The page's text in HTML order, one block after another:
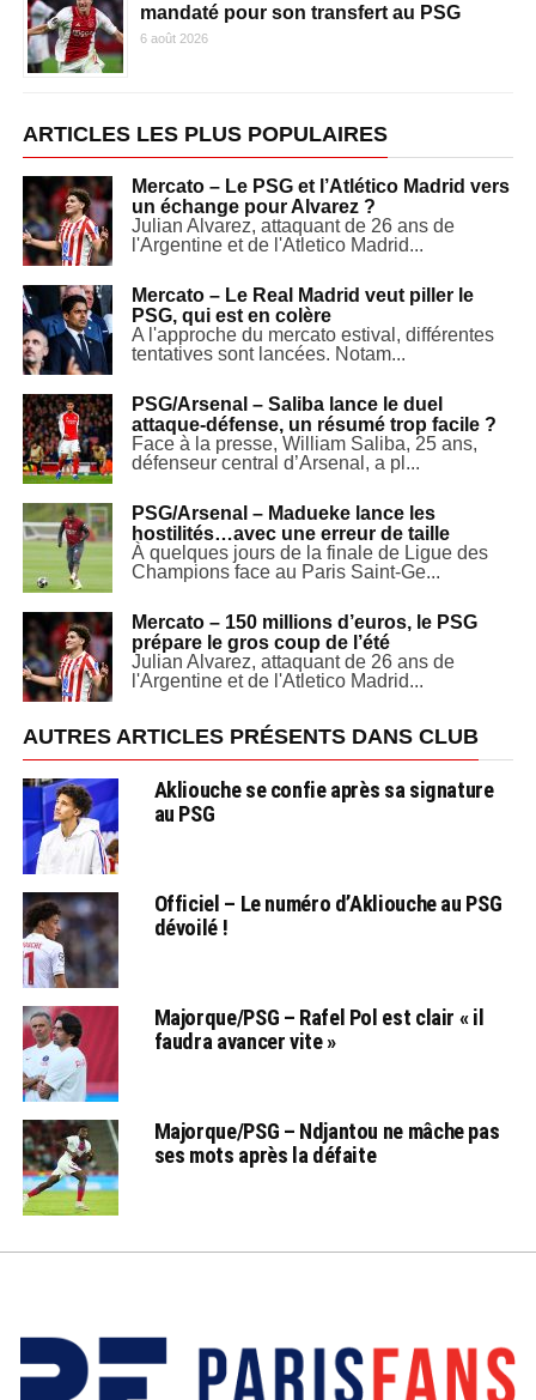
mandaté pour son transfert au PSG
6 août 2026
ARTICLES LES PLUS POPULAIRES
Mercato – Le PSG et l’Atlético Madrid vers
un échange pour Alvarez ?
Julian Alvarez, attaquant de 26 ans de
l'Argentine et de l'Atletico Madrid...
Mercato – Le Real Madrid veut piller le
PSG, qui est en colère
A l'approche du mercato estival, différentes
tentatives sont lancées. Notam...
PSG/Arsenal – Saliba lance le duel
attaque-défense, un résumé trop facile ?
Face à la presse, William Saliba, 25 ans,
défenseur central d’Arsenal, a pl...
PSG/Arsenal – Madueke lance les
hostilités…avec une erreur de taille
À quelques jours de la finale de Ligue des
Champions face au Paris Saint-Ge...
Mercato – 150 millions d’euros, le PSG
prépare le gros coup de l’été
Julian Alvarez, attaquant de 26 ans de
l'Argentine et de l'Atletico Madrid...
AUTRES ARTICLES PRÉSENTS DANS CLUB
Akliouche se confie après sa signature
au PSG
Officiel – Le numéro d’Akliouche au PSG
dévoilé !
Majorque/PSG – Rafel Pol est clair « il
faudra avancer vite »
Majorque/PSG – Ndjantou ne mâche pas
ses mots après la défaite